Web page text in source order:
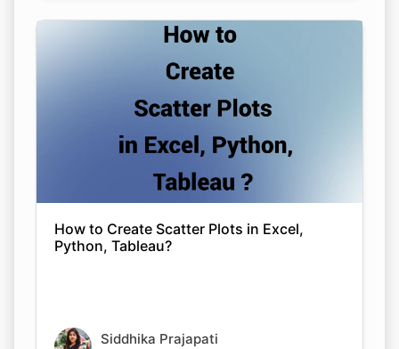
How to Create Scatter Plots in Excel,
Python, Tableau?
Siddhika Prajapati